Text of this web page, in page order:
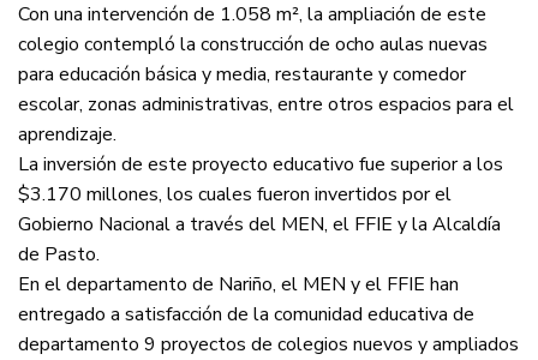
Con una intervención de 1.058 m², la ampliación de este
colegio contempló la construcción de ocho aulas nuevas
para educación básica y media, restaurante y comedor
escolar, zonas administrativas, entre otros espacios para el
aprendizaje.
La inversión de este proyecto educativo fue superior a los
$3.170 millones, los cuales fueron invertidos por el
Gobierno Nacional a través del MEN, el FFIE y la Alcaldía
de Pasto.
En el departamento de Nariño, el MEN y el FFIE han
entregado a satisfacción de la comunidad educativa de
departamento 9 proyectos de colegios nuevos y ampliados